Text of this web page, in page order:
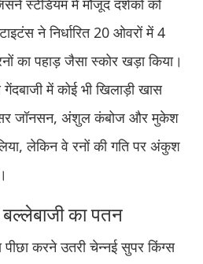
ने निर्धारित 20 ओवरों में 4
का पहाड़ जैसा स्कोर खड़ा किया।
में कोई भी खिलाड़ी खास
जॉनसन, अंशुल कंबोज और मुकेश
लेकिन वे रनों की गति पर अंकुश
का पतन
पीछा करने उतरी चेन्नई सुपर किंग्स